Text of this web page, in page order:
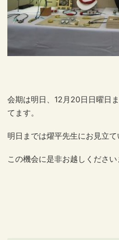
会期は明日、12月20日日曜日
てます。
明日までは燿平先生にお見立
この機会に是非お越しくださ